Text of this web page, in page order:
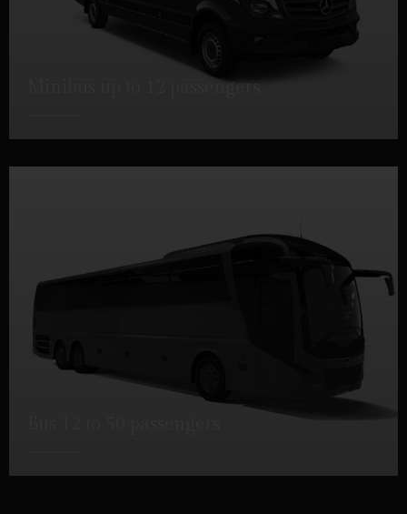
Minibus up to 12 passengers